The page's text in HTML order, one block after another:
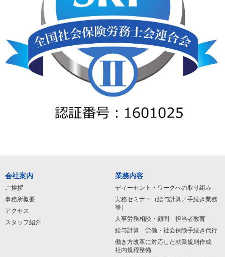
会社案内
ご挨拶
事務所概要
アクセス
スタッフ紹介
業務内容
ディーセント・ワークへの取り組み
実務セミナー（給与計算／手続き業務
等）
人事労務相談・顧問 担当者教育
給与計算 労働・社会保険手続き代行
働き方改革に対応した就業規則作成
社内規程整備